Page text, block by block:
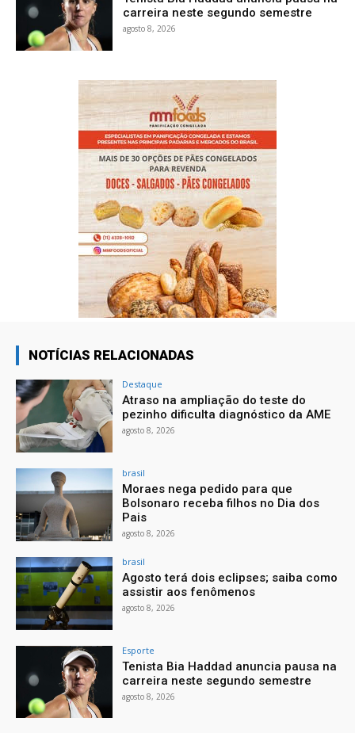
carreira neste segundo semestre
agosto 8, 2026
NOTÍCIAS RELACIONADAS
Destaque
Atraso na ampliação do teste do
pezinho dificulta diagnóstico da AME
agosto 8, 2026
brasil
Moraes nega pedido para que
Bolsonaro receba filhos no Dia dos
Pais
agosto 8, 2026
brasil
Agosto terá dois eclipses; saiba como
assistir aos fenômenos
agosto 8, 2026
Esporte
Tenista Bia Haddad anuncia pausa na
carreira neste segundo semestre
agosto 8, 2026